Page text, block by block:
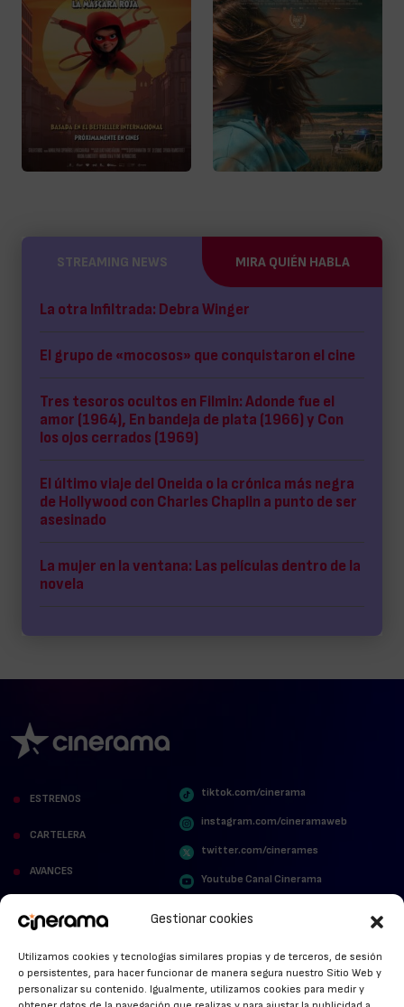
Gestionar cookies
Utilizamos cookies y tecnologías similares propias y de terceros, de sesión
o persistentes, para hacer funcionar de manera segura nuestro Sitio Web y
personalizar su contenido. Igualmente, utilizamos cookies para medir y
STREAMING NEWS MIRA QUIÉN HABLA
La otra Infiltrada: Debra Winger
El grupo de «mocosos» que conquistaron el cine
Tres tesoros ocultos en Filmin: Adonde fue el
amor (1964), En bandeja de plata (1966) y Con
los ojos cerrados (1969)
El último viaje del Oneida o la crónica más negra
de Hollywood con Charles Chaplin a punto de ser
asesinado
La mujer en la ventana: Las películas dentro de la
novela
ESTRENOS
CARTELERA
AVANCES
STREAMING NEWS
tiktok.com/cinerama
instagram.com/cineramaweb
twitter.com/cinerames
Youtube Canal Cinerama